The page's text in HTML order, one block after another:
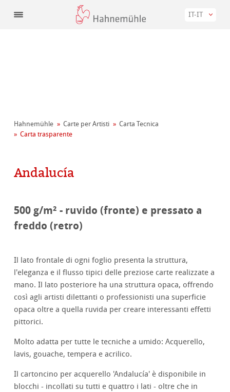
IT-IT
Hahnemühle Carte per Artisti
Carta Tecnica
Carta trasparente
Andalucía
500 g/m² - ruvido (fronte) e pressato a
freddo (retro)
Il lato frontale di ogni foglio presenta la struttura,
l'eleganza e il flusso tipici delle preziose carte realizzate a
mano. Il lato posteriore ha una struttura opaca, offrendo
così agli artisti dilettanti o professionisti una superficie
opaca oltre a quella ruvida per creare interessanti effetti
pittorici.
Molto adatta per tutte le tecniche a umido: Acquerello,
lavis, gouache, tempera e acrilico.
Il cartoncino per acquerello 'Andalucía' è disponibile in
blocchi - incollati su tutti e quattro i lati - oltre che in